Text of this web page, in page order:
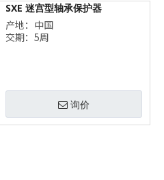
SXE 迷宫型轴承保护器
产地：中国
交期：5周
询价